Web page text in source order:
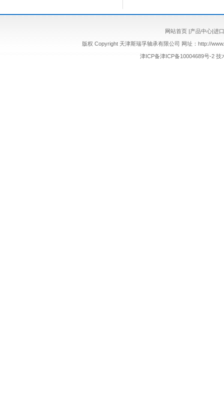
网站首页 |产品中心|进
版权 Copyright 天津斯瑞孚轴承有限公司 网址：http://
津ICP备津ICP备10004689号-2 技